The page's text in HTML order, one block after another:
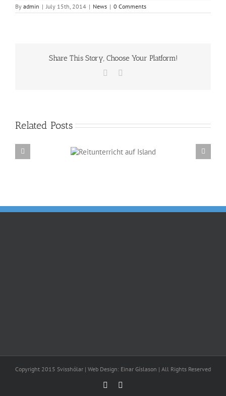
By admin | July 15th, 2014 | News | 0 Comments
Share This Story, Choose Your Platform!
Facebook
Related Posts
auf
Erzählabende mit Eve Barmettler und Ewald
Copyright 2015 Svisshólar | Web Design: Einar Gíslason | All Rights Reserved
Facebook